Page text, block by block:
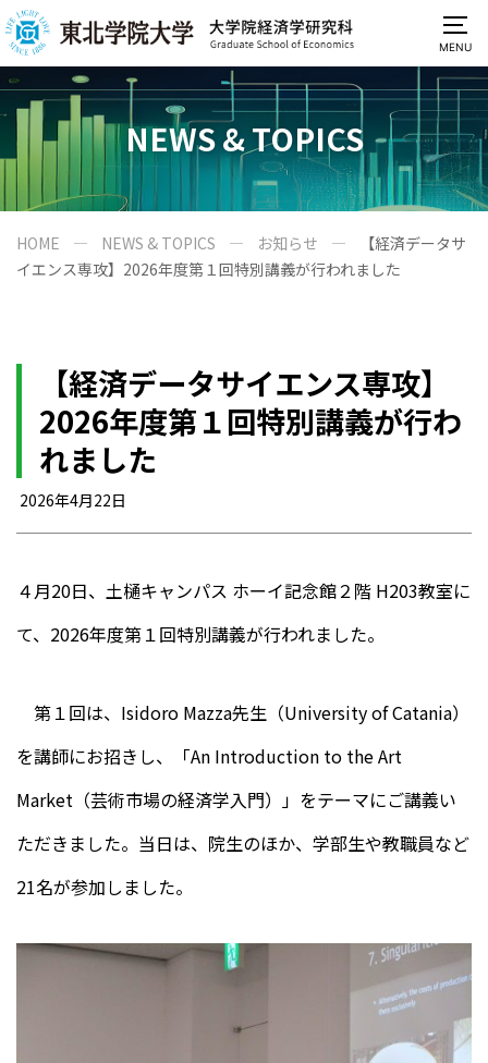
MENU
NEWS & TOPICS
HOME NEWS & TOPICS お知らせ
【経済データサ
イエンス専攻】2026年度第１回特別講義が行われました
【経済データサイエンス専攻】
2026年度第１回特別講義が行わ
れました
2026年4月22日
４月20日、土樋キャンパス ホーイ記念館２階 H203教室に
て、2026年度第１回特別講義が行われました。
第１回は、Isidoro Mazza先生（University of Catania）
を講師にお招きし、「An Introduction to the Art
Market（芸術市場の経済学入門）」をテーマにご講義い
ただきました。当日は、院生のほか、学部生や教職員など
21名が参加しました。